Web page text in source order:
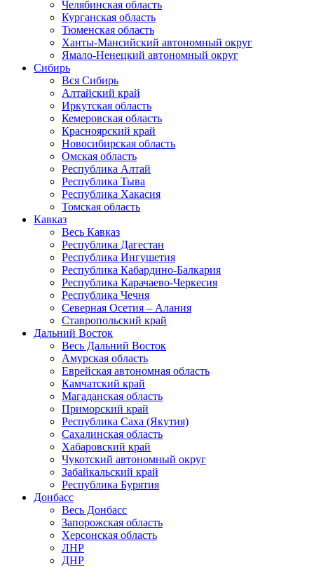
Челябинская область
Курганская область
Тюменская область
Ханты-Мансийский автономный округ
Ямало-Ненецкий автономный округ
Сибирь
Вся Сибирь
Алтайский край
Иркутская область
Кемеровская область
Красноярский край
Новосибирская область
Омская область
Республика Алтай
Республика Тыва
Республика Хакасия
Томская область
Кавказ
Весь Кавказ
Республика Дагестан
Республика Ингушетия
Республика Кабардино-Балкария
Республика Карачаево-Черкесия
Республика Чечня
Северная Осетия – Алания
Ставропольский край
Дальний Восток
Весь Дальний Восток
Амурская область
Еврейская автономная область
Камчатский край
Магаданская область
Приморский край
Республика Саха (Якутия)
Сахалинская область
Хабаровский край
Чукотский автономный округ
Забайкальский край
Республика Бурятия
Донбасс
Весь Донбасс
Запорожская область
Херсонская область
ЛНР
ДНР